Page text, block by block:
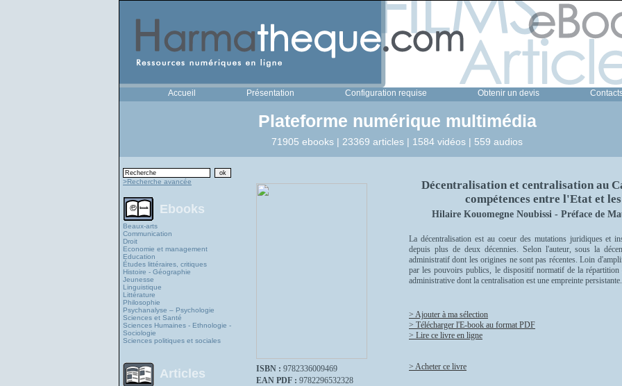
Accueil Présentation Configuration requise Obtenir un devis
Plateforme numérique multimédia
71905 ebooks | 23369 articles | 1584 vidéos | 559 audios
>Recherche avancée
Ebooks
Beaux-arts
Communication
Droit
Economie et management
Education
Études littéraires, critiques
Histoire - Géographie
Jeunesse
Linguistique
Littérature
Philosophie
Psychanalyse – Psychologie
Sciences et Santé
Sciences Humaines - Ethnologie -
Sociologie
Sciences politiques et sociales
Articles ISBN : 9782336009469
EAN PDF : 9782296532328
Décentralisation et centralisation au
compétences entre l'Etat et
Hilaire Kouomegne Noubissi - Préface de
La décentralisation est au coeur des mutations juridiques et
depuis plus de deux décennies. Selon l'auteur, sous la
administratif dont les origines ne sont pas récentes. Loin
par les pouvoirs publics, le dispositif normatif de la répartition
administrative dont la centralisation est une empreinte persistante.
> Ajouter à ma sélection
> Télécharger l'E-book au format PDF
> Lire ce livre en ligne
> Acheter ce livre